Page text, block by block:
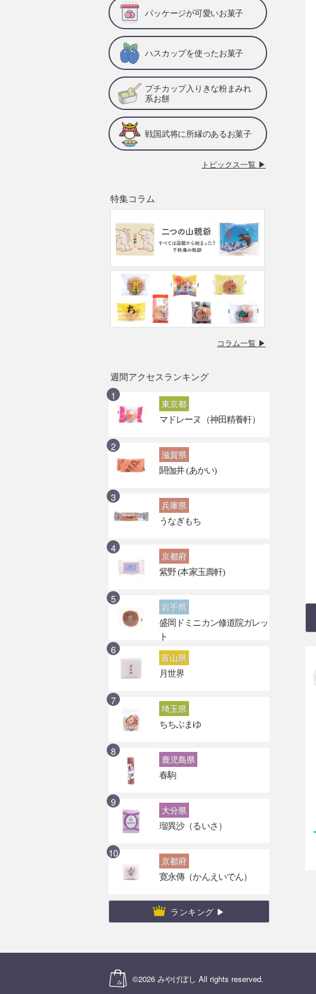
パッケージが可愛いお菓子
ハスカップを使ったお菓子
プチカップ入りきな粉まみれ
系お餅
戦国武将に所縁のあるお菓子
トピックス一覧 ▶
特集コラム
コラム一覧 ▶
週間アクセスランキング
東京都
マドレーヌ（神田精養軒）
滋賀県
閼伽井 (あかい)
兵庫県
うなぎもち
京都府
紫野 (本家玉壽軒)
岩手県
盛岡ドミニカン修道院ガレッ
ト
富山県
月世界
埼玉県
ちちぶまゆ
鹿児島県
春駒
大分県
瑠異沙（るいさ）
京都府
寛永傳（かんえいでん）
ランキング ▶
©2026 みやげぼし All rights reserved.